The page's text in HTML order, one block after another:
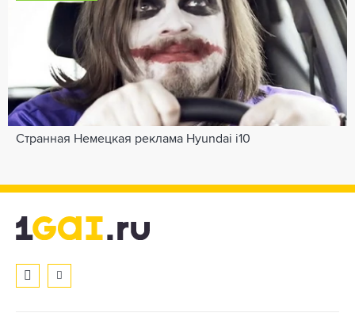
Странная Немецкая реклама Hyundai i10